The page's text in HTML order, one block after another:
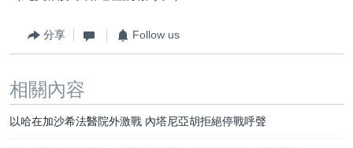
分享 Follow us
相關內容
以哈在加沙希法醫院外激戰 內塔尼亞胡拒絕停戰呼聲